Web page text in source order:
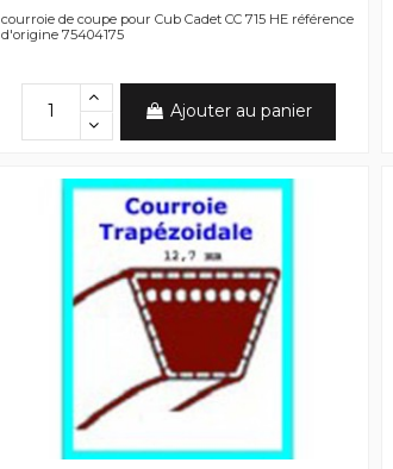
courroie de coupe pour Cub Cadet CC 715 HE référence
d'origine 75404175
Ajouter au panier